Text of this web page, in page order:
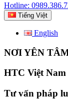
Hotline:
Tiếng Việt
English
NƠI YÊN
HTC Việt
Tư vấn pháp